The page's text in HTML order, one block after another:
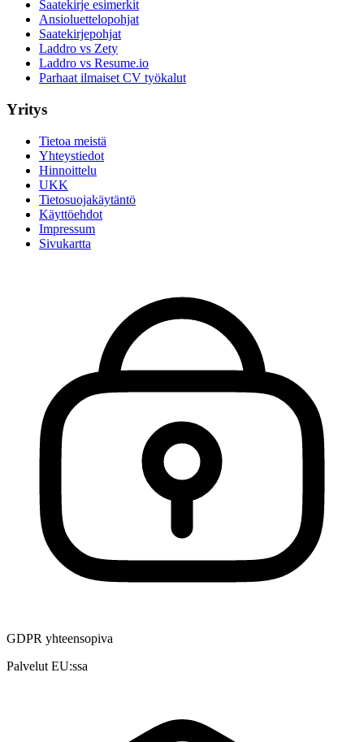
Saatekirje esimerkit
Ansioluettelopohjat
Saatekirjepohjat
Laddro vs Zety
Laddro vs Resume.io
Parhaat ilmaiset CV työkalut
Yritys
Tietoa meistä
Yhteystiedot
Hinnoittelu
UKK
Tietosuojakäytäntö
Käyttöehdot
Impressum
Sivukartta
GDPR yhteensopiva
Palvelut EU:ssa